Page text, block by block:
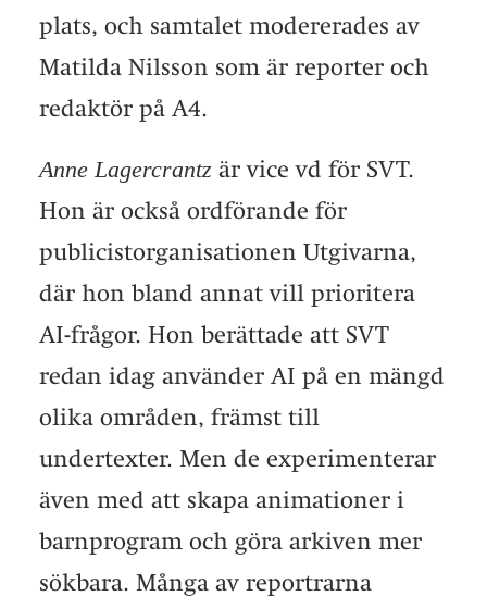
plats, och samtalet modererades av
Matilda Nilsson som är reporter och
redaktör på A4.
Anne Lagercrantz är vice vd för SVT.
Hon är också ordförande för
publicistorganisationen Utgivarna,
där hon bland annat vill prioritera
AI-frågor. Hon berättade att SVT
redan idag använder AI på en mängd
olika områden, främst till
undertexter. Men de experimenterar
även med att skapa animationer i
barnprogram och göra arkiven mer
sökbara. Många av reportrarna